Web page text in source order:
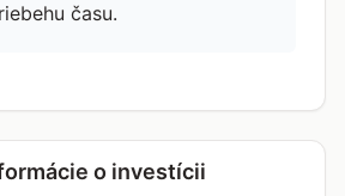
času.
o investícii